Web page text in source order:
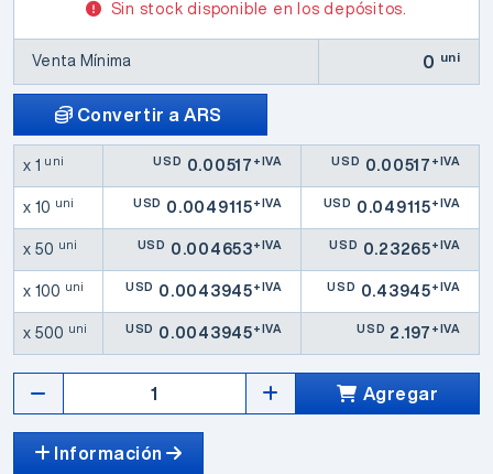
Sin stock disponible en los depósitos.
Venta Mínima 0 uni
Convertir a ARS
x 1 uni USD 0.00517 +IVA USD 0.00517 +IVA
x 10 uni USD 0.0049115 +IVA USD 0.049115 +IVA
x 50 uni USD 0.004653 +IVA USD 0.23265 +IVA
x 100 uni USD 0.0043945 +IVA USD 0.43945 +IVA
x 500 uni USD 0.0043945 +IVA USD 2.197 +IVA
Agregar
Información